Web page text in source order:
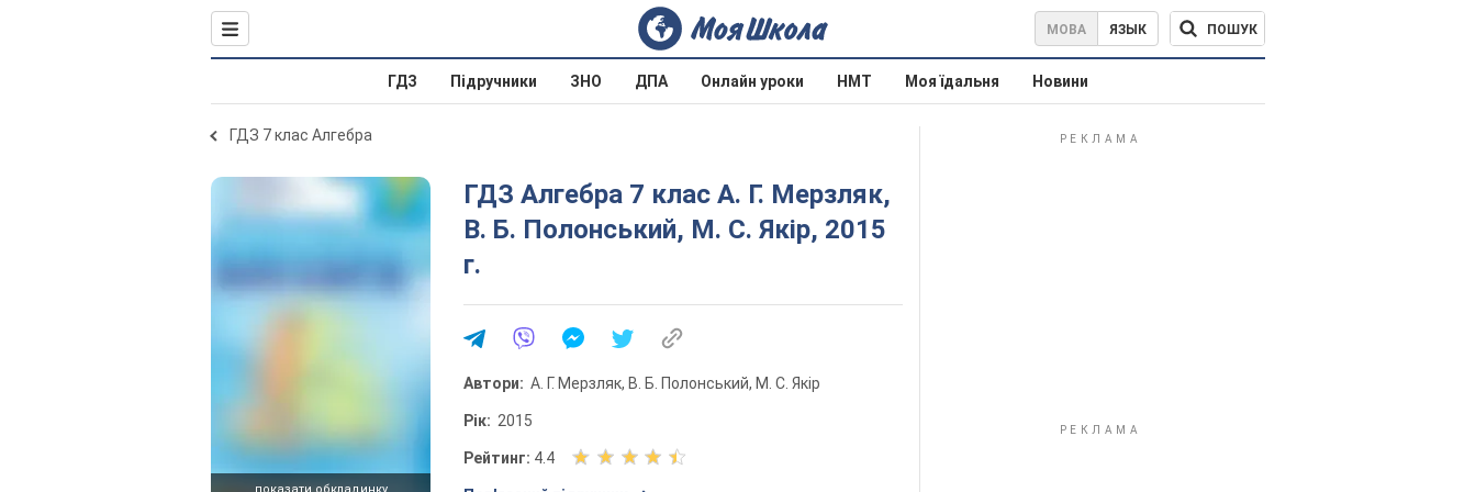
МОВА ЯЗЫК ПОШУК
ГДЗ Підручники ЗНО ДПА Онлайн уроки НМТ Моя їдальня Новини
ГДЗ 7 клас Алгебра
ГДЗ Алгебра 7 клас А. Г. Мерзляк,
В. Б. Полонський, М. С. Якір, 2015
г.
Автори: А. Г. Мерзляк, В. Б. Полонський, М. С. Якір
Рік: 2015
Рейтинг: 4.4
О